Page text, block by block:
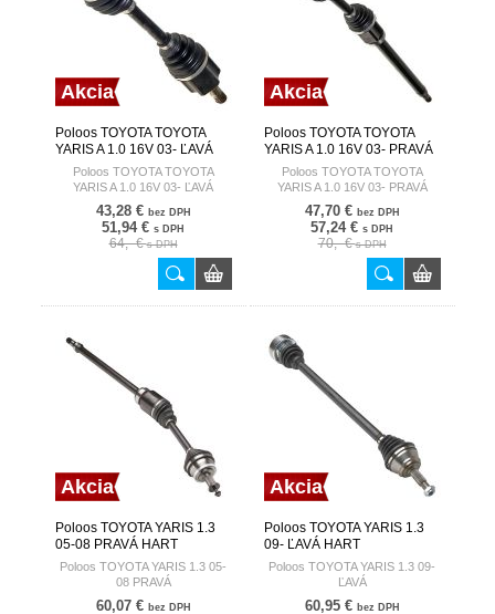
Akcia
Poloos TOYOTA TOYOTA
YARIS A 1.0 16V 03- ĽAVÁ
HART
Poloos TOYOTA TOYOTA
YARIS A 1.0 16V 03- ĽAVÁ
43,28 € bez DPH
51,94 € s DPH
64,- €s DPH
Akcia
Poloos TOYOTA TOYOTA
YARIS A 1.0 16V 03- PRAVÁ
HART
Poloos TOYOTA TOYOTA
YARIS A 1.0 16V 03- PRAVÁ
47,70 € bez DPH
57,24 € s DPH
70,- €s DPH
Akcia
Poloos TOYOTA YARIS 1.3
05-08 PRAVÁ HART
Poloos TOYOTA YARIS 1.3 05-
08 PRAVÁ
60,07 € bez DPH
Akcia
Poloos TOYOTA YARIS 1.3
09- ĽAVÁ HART
Poloos TOYOTA YARIS 1.3 09-
ĽAVÁ
60,95 € bez DPH